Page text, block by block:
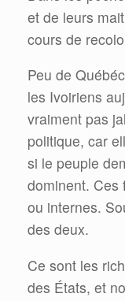
et de leurs
cours de
Peu de
les Ivoiriens
vraiment pas
politique, car
si le peuple
dominent. Ces
ou internes.
des deux.
Ce sont les
des États, et